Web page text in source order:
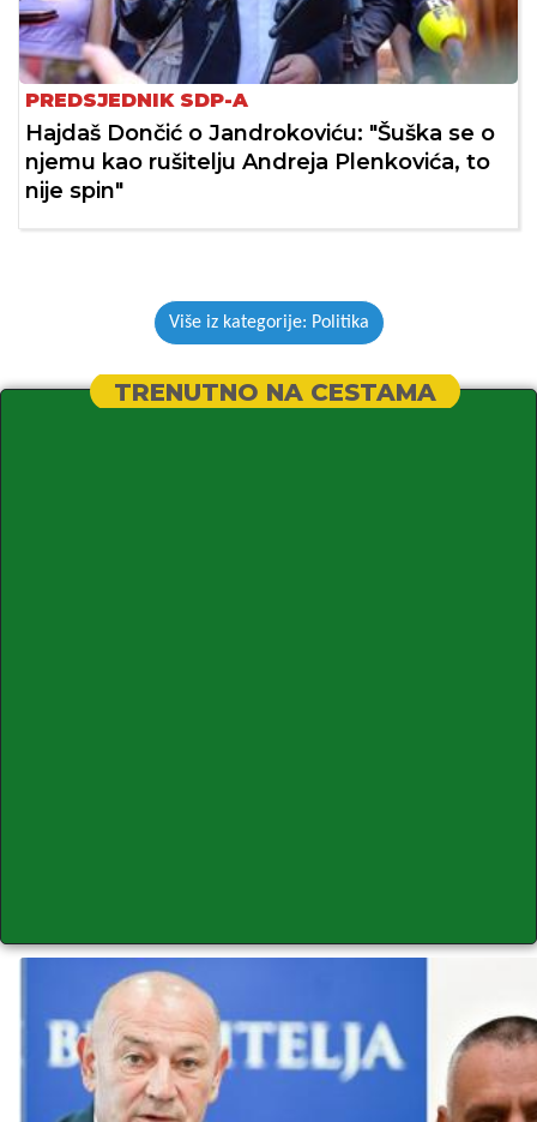
PREDSJEDNIK SDP-A
Hajdaš Dončić o Jandrokoviću: "Šuška se o
njemu kao rušitelju Andreja Plenkovića, to
nije spin"
Više iz kategorije: Politika
TRENUTNO NA CESTAMA